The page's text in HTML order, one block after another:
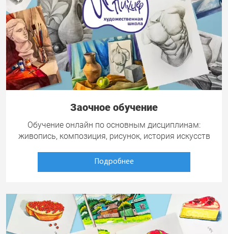
Заочное обучение
Обучение онлайн по основным дисциплинам:
живопись, композиция, рисунок, история искусств
Подробнее